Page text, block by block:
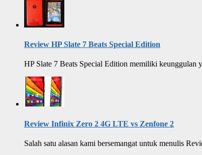
Review HP Slate 7 Beats Special Edition
HP Slate 7 Beats Special Edition memiliki keunggulan
Review Infinix Zero 2 4G LTE vs Zenfone 2
Salah satu alasan kami bersemangat untuk menulis